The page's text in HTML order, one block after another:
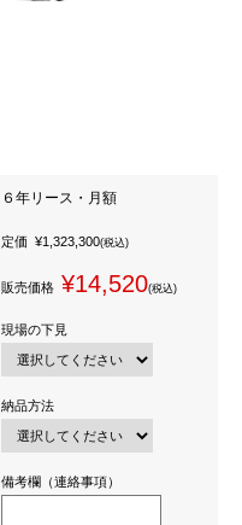
６年リース・月額
定価 ¥1,323,300(税込)
販売価格 ¥14,520(税込)
現場の下見
納品方法
備考欄（連絡事項）